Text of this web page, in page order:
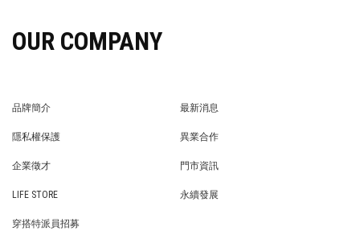
OUR COMPANY
品牌簡介
最新消息
隱私權保護
異業合作
企業徵才
門市資訊
LIFE STORE
永續發展
穿搭特派員招募